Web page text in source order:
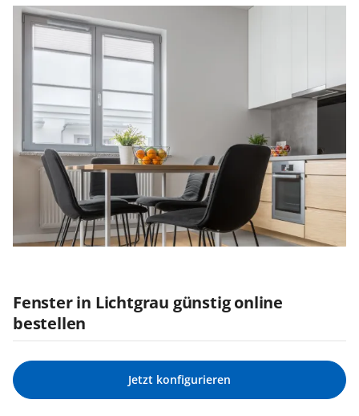
Fenster in Lichtgrau günstig online
bestellen
Jetzt konfigurieren